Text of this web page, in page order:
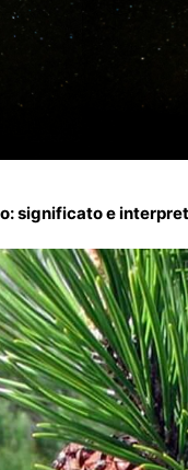
significato e